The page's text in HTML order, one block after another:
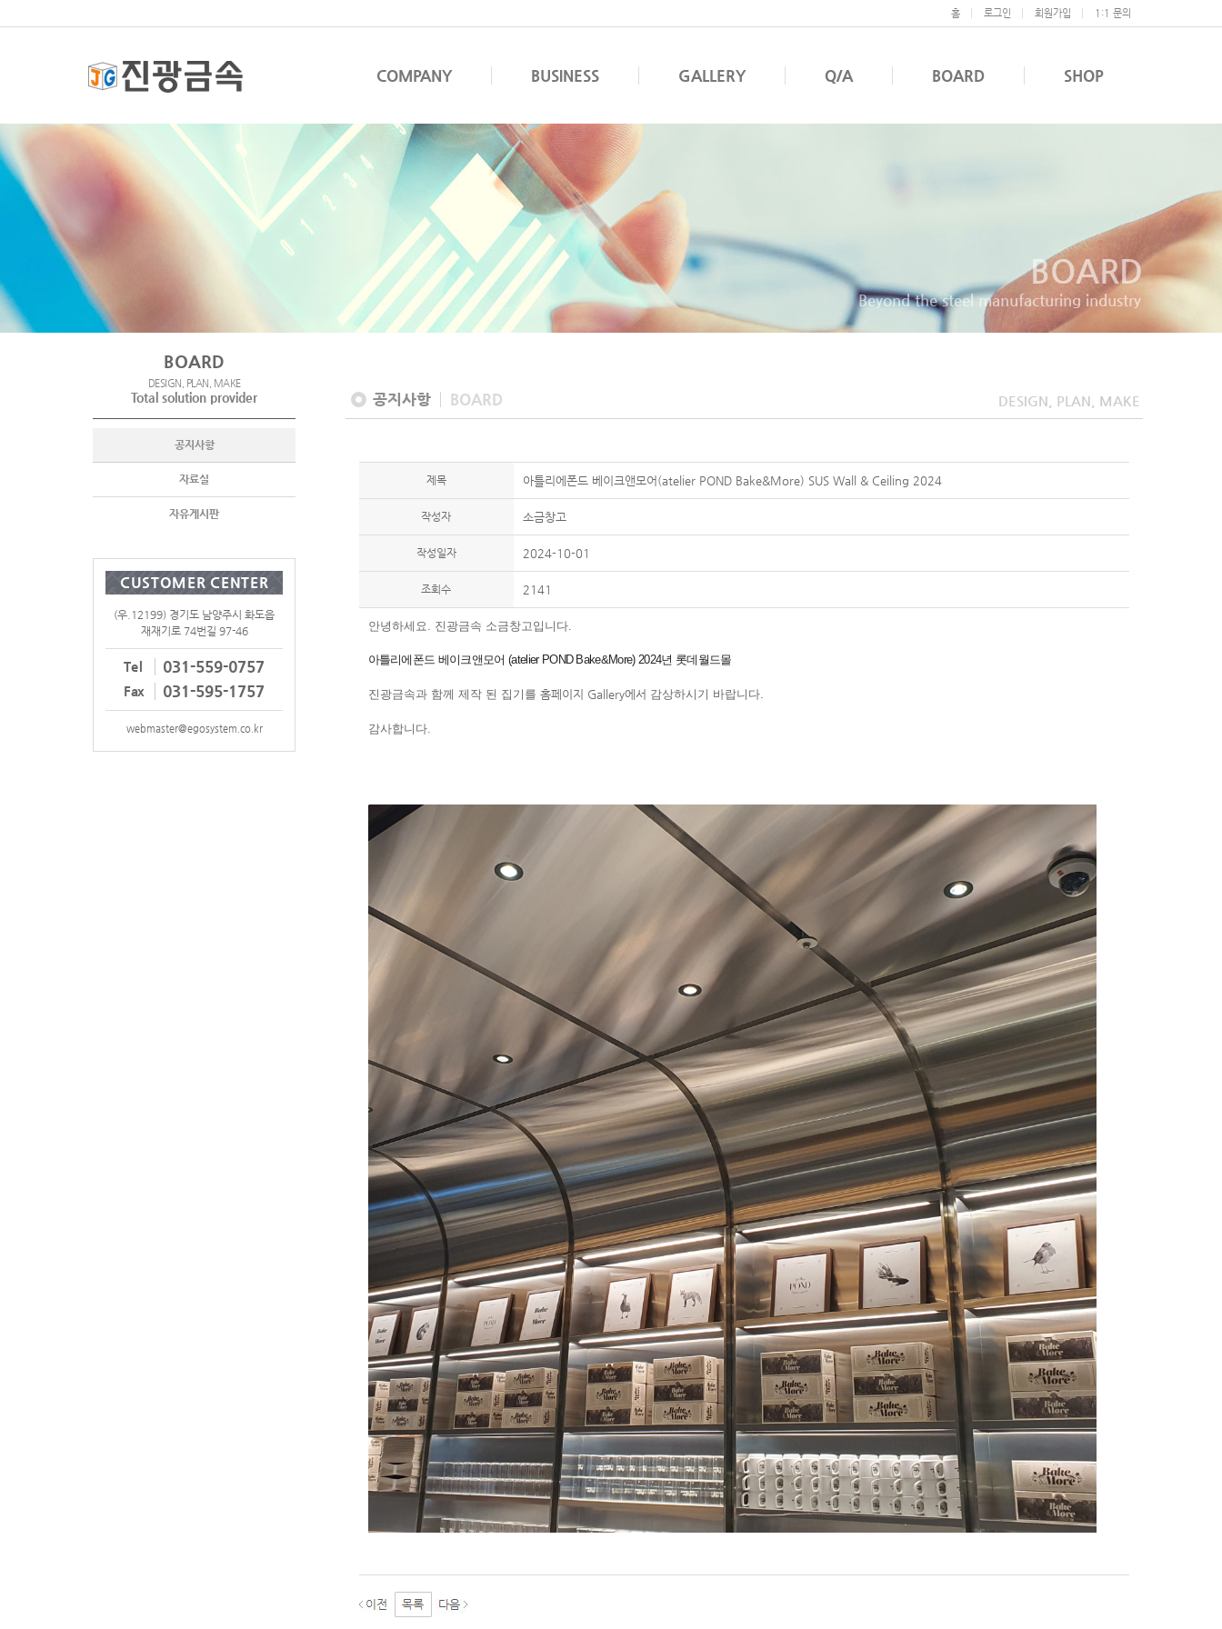
홈 로그인 회원가입 1:1 문의
COMPANY BUSINESS GALLERY Q/A BOARD SHOP
BOARD
Beyond the steel manufacturing industry
BOARD
DESIGN, PLAN, MAKE
Total solution provider
공지사항
자료실
자유게시판
CUSTOMER CENTER
(우.12199) 경기도 남양주시 화도읍
재재기로 74번길 97-46
Tel 031-559-0757
Fax 031-595-1757
webmaster@egosystem.co.kr
공지사항 BOARD DESIGN, PLAN, MAKE
제목 아틀리에폰드 베이크앤모어(atelier POND Bake&More) SUS Wall & Ceiling 2024
작성자 소금창고
작성일자 2024-10-01
조회수 2141
안녕하세요. 진광금속 소금창고입니다.
아틀리에폰드 베이크앤모어 (atelier POND Bake&More) 2024년 롯데월드몰
진광금속과 함께 제작 된 집기를 홈페이지 Gallery에 서 감상하시기 바랍니다.
감사합니다.